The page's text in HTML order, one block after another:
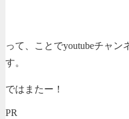
って、ことでyoutubeチャン
す。
ではまたー！
PR